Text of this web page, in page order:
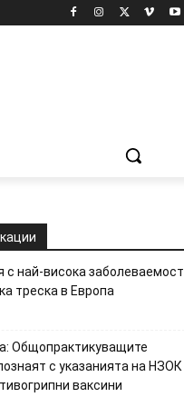
с най-висока заболеваемост
треска в Европа
Общопрактикуващите
с указанията на НЗОК
ваксини